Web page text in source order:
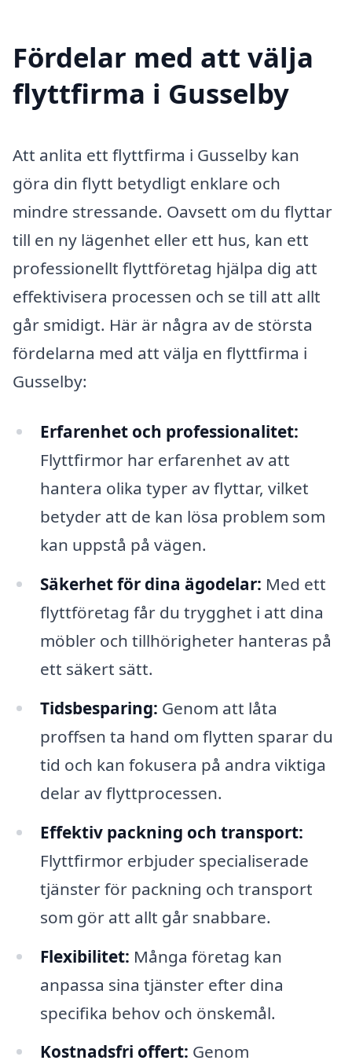
Fördelar med att välja
flyttfirma i Gusselby
Att anlita ett flyttfirma i Gusselby kan
göra din flytt betydligt enklare och
mindre stressande. Oavsett om du flyttar
till en ny lägenhet eller ett hus, kan ett
professionellt flyttföretag hjälpa dig att
effektivisera processen och se till att allt
går smidigt. Här är några av de största
fördelarna med att välja en flyttfirma i
Gusselby:
Erfarenhet och professionalitet:
Flyttfirmor har erfarenhet av att
hantera olika typer av flyttar, vilket
betyder att de kan lösa problem som
kan uppstå på vägen.
Säkerhet för dina ägodelar: Med ett
flyttföretag får du trygghet i att dina
möbler och tillhörigheter hanteras på
ett säkert sätt.
Tidsbesparing: Genom att låta
proffsen ta hand om flytten sparar du
tid och kan fokusera på andra viktiga
delar av flyttprocessen.
Effektiv packning och transport:
Flyttfirmor erbjuder specialiserade
tjänster för packning och transport
som gör att allt går snabbare.
Flexibilitet: Många företag kan
anpassa sina tjänster efter dina
specifika behov och önskemål.
Kostnadsfri offert: Genom